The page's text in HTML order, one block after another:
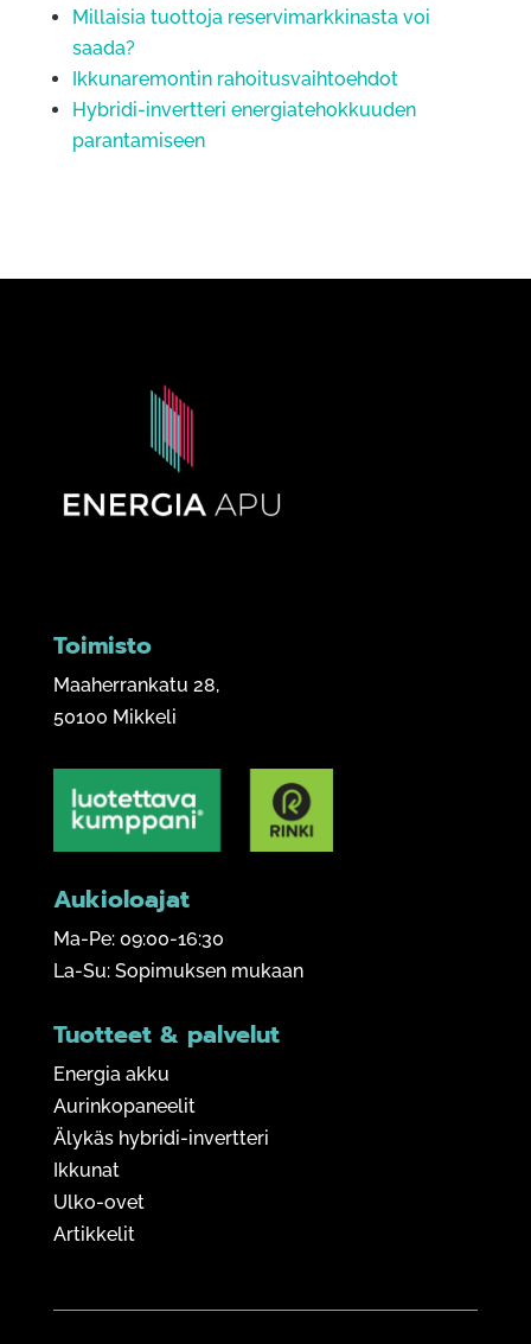
Millaisia tuottoja reservimarkkinasta voi
saada?
Ikkunaremontin rahoitusvaihtoehdot
Hybridi-invertteri energiatehokkuuden
parantamiseen
Toimisto
Maaherrankatu 28,
50100 Mikkeli
Aukioloajat
Ma-Pe: 09:00-16:30
La-Su: Sopimuksen mukaan
Tuotteet & palvelut
Energia akku
Aurinkopaneelit
Älykäs hybridi-invertteri
Ikkunat
Ulko-ovet
Artikkelit